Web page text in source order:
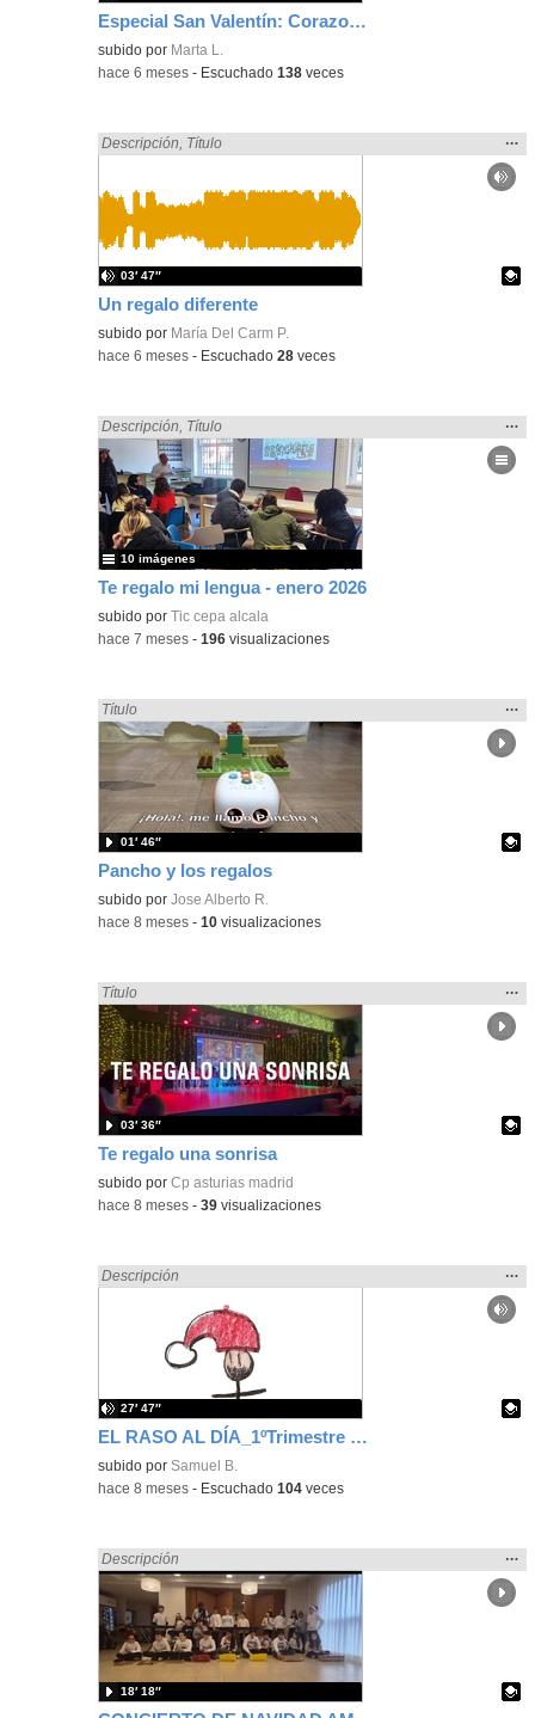
Especial San Valentín: Corazones, chocolates y… ¡Un centollo travieso!
subido por Marta L.
-hace 6 meses - Escuchado138 veces
Un regalo diferente
Encontrado «regalo» en:
Descripción Título
la
…
Contenido educativo.
subido por María Del Carm P.
03′ 47″
-hace 6 meses - Escuchado28 veces
Te regalo mi lengua - enero 2026
Encontrado «regalo» en:
Descripción Título
la
…
subido porTic cepa alcala
10 imágenes
-hace 7 meses -196 visualizaciones
Pancho y los regalos
Encontrado «regalo» en:
Título
la
…
Contenido educativo.
subido porJose Alberto R.
01′ 46″
-hace 8 meses -10 visualizaciones
Te regalo una sonrisa
Encontrado «regalo» en:
Título
la
…
Contenido educativo.
subido porCp asturias madrid
03′ 36″
-hace 8 meses -39 visualizaciones
EL RASO AL DÍA_1ºTrimestre 2025-26_ Ganadería, relatos y muchas formas de ver
Encontrado «regalo» en:
Descripción
la
…
Contenido educativo.
subido por Samuel B.
27′ 47″
-hace 8 meses - Escuchado104 veces
Encontrado «regalo» en:
Descripción
la
…
18′ 18″